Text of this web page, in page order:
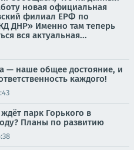
новая официальная
филиал ЕРФ по
ДНР» Именно там теперь
вся актуальная...
— наше общее достояние, и
каждого!
парк Горького в
Планы по развитию